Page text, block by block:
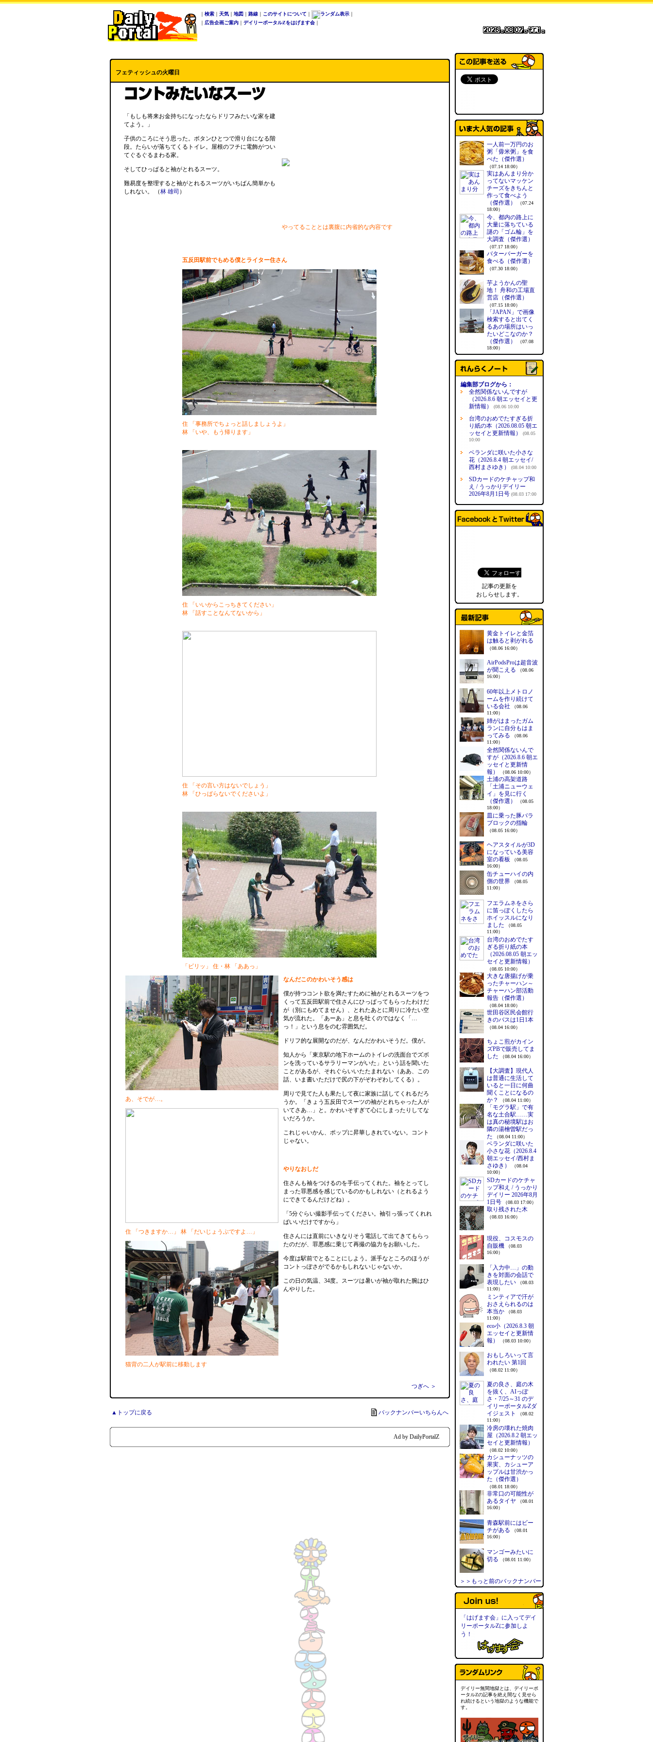
｜ 検索 ｜ 天気 ｜ 地図 ｜ 路線 ｜ このサイトについて ｜ ランダム表示 ｜
｜ 広告企画ご案内 ｜ デイリーポータルZをはげます会 ｜
フェティッシュの火曜日
やってることとは裏腹に内省的な内容です
「もしも将来お金持ちになったならドリフみたいな家を建
てよう。」
子供のころにそう思った。ボタンひとつで滑り台になる階
段。たらいが落ちてくるトイレ。屋根のフチに電飾がつい
てぐるぐるまわる家。
そしてひっぱると袖がとれるスーツ。
難易度を整理すると袖がとれるスーツがいちばん簡単かも
しれない。 （林 雄司 ）
五反田駅前でもめる僕とライター住さん
住 「事務所でちょっと話しましょうよ」
林 「いや、もう帰ります」
住 「いいからこっちきてください」
林 「話すことなんてないから」
住 「その言い方はないでしょう」
林 「ひっぱらないでくださいよ」
「ビリッ」 住・林 「ああっ」
あ、そでが…。
住 「つきますか…」 林 「だいじょうぶですよ…」
猫背の二人が駅前に移動します
なんだこのかわいそう感は
僕が持つコント欲を満たすために袖がとれるスーツをつ
くって五反田駅前で住さんにひっぱってもらったわけだ
が（別にもめてません）、とれたあとに周りに冷たい空
気が流れた。「あーあ」と息を吐くのではなく「…
っ！」という息をのむ雰囲気だ。
ドリフ的な展開なのだが、なんだかわいそうだ。僕が。
知人から「東京駅の地下ホームのトイレの洗面台でズボ
ンを洗っているサラリーマンがいた」という話を聞いた
ことがあるが、それぐらいいたたまれない（ああ、この
話、いま書いただけで尻の下がぞわぞわしてくる）。
周りで見てた人も果たして夜に家族に話してくれるだろ
うか。「きょう五反田でスーツの袖がとれちゃった人が
いてさあ…」と。かわいそすぎて心にしまったりしてな
いだろうか。
これじゃいかん、ポップに昇華しきれていない。コント
じゃない。
やりなおしだ
住さんも袖をつけるのを手伝ってくれた。袖をとってし
まった罪悪感を感じているのかもしれない（とれるよう
にできてるんだけどね）。
「5分ぐらい撮影手伝ってください。袖引っ張ってくれれ
ばいいだけですから」
住さんには直前にいきなりそう電話して出てきてもらっ
たのだが、罪悪感に乗じて再撮の協力をお願いした。
今度は駅前でとることにしよう。派手なところのほうが
コントっぽさがでるかもしれないじゃないか。
この日の気温、34度。スーツは暑いが袖が取れた腕はひ
んやりした。
つぎへ ＞
▲トップに戻る バックナンバーいちらんへ
Ad by DailyPortalZ
一人前一万円のお
粥「毋米粥」を食
べた（傑作選）
（07.14 18:00）
実はあんまり分か
ってないマッケン
チーズをきちんと
作って食べよう
（傑作選）
（07.24
18:00）
今、都内の路上に
大量に落ちている
謎の「ゴム輪」を
大調査（傑作選）
（07.17 18:00）
バターバーガーを
食べる（傑作選）
（07.30 18:00）
芋ようかんの聖
地！ 舟和の工場直
営店（傑作選）
（07.15 18:00）
「JAPAN」で画像
検索すると出てく
るあの場所はいっ
たいどこなのか？
（傑作選）
（07.08
18:00）
編集部ブログから：
全然関係ないんですが
（2026.8.6 朝エッセイと更
新情報）
(08.06 10:00
台湾のおめでたすぎる折
り紙の本（2026.08.05 朝エ
ッセイと更新情報）
(08.05
10:00
ベランダに咲いた小さな
花（2026.8.4 朝エッセイ/
西村まさゆき）
(08.04 10:00
SDカードのケチャップ和
え / うっかりデイリー
2026年8月1日号 (08.03 17:00
記事の更新を
おしらせします。
黄金トイレと金箔
は触ると剥がれる
（08.06 16:00）
AirPodsProは超音波
が聞こえる
（08.06
16:00）
60年以上メトロノ
ームを作り続けて
いる会社
（08.06
11:00）
姉がはまったガム
ランに自分もはま
ってみる
（08.06
11:00）
全然関係ないんで
すが（2026.8.6 朝エ
ッセイと更新情
報）
（08.06 10:00）
土浦の高架道路
「土浦ニューウェ
イ」を見に行く
（傑作選）
（08.05
18:00）
皿に乗った豚バラ
ブロックの指輪
（08.05 16:00）
ヘアスタイルが3D
になっている美容
室の看板
（08.05
16:00）
缶チューハイの内
側の世界
（08.05
11:00）
フエラムネをさら
に笛っぽくしたら
ホイッスルになり
ました
（08.05
11:00）
台湾のおめでたす
ぎる折り紙の本
（2026.08.05 朝エッ
セイと更新情報）
（08.05 10:00）
大きな唐揚げが乗
ったチャーハン～
チャーハン部活動
報告（傑作選）
（08.04 18:00）
世田谷区民会館行
きのバスは1日1本
（08.04 16:00）
ちょこ煎がカイン
ズPBで販売してま
した
（08.04 16:00）
【大調査】現代人
は普通に生活して
いると一日に何曲
聞くことになるの
か？
（08.04 11:00）
「モグラ駅」で有
名な土合駅……実
は真の秘境駅はお
隣の湯檜曽駅だっ
た
（08.04 11:00）
ベランダに咲いた
小さな花（2026.8.4
朝エッセイ/西村ま
さゆき）
（08.04
10:00）
SDカードのケチャ
ップ和え / うっかり
デイリー 2026年8月
1日号
（08.03 17:00）
取り残された木
（08.03 16:00）
現役、コスモスの
自販機
（08.03
16:00）
「入力中…」の動
きを対面の会話で
表現したい
（08.03
11:00）
ミンティアで汗が
おさえられるのは
本当か
（08.03
11:00）
eco小（2026.8.3 朝
エッセイと更新情
報）
（08.03 10:00）
おもしろいって言
われたい 第1回
（08.02 11:00）
夏の良さ、庭の木
を抜く、AIっぽ
さ・7/25～31 のデ
イリーポータルZダ
イジェスト
（08.02
11:00）
冷房の壊れた焼肉
屋（2026.8.2 朝エッ
セイと更新情報）
（08.02 10:00）
カシューナッツの
果実、カシューア
ップルは甘渋かっ
た（傑作選）
（08.01 18:00）
非常口の可能性が
あるタイヤ
（08.01
16:00）
青森駅前にはビー
チがある
（08.01
16:00）
マンゴーみたいに
切る
（08.01 11:00）
＞＞もっと前のバックナンバー
「はげます会」に入ってデイ
リーポータルZに参加しよ
う！
デイリー無間地獄とは、デイリーポ
ータルZの記事を絶え間なく見せら
れ続けるという地獄のような機能で
す。